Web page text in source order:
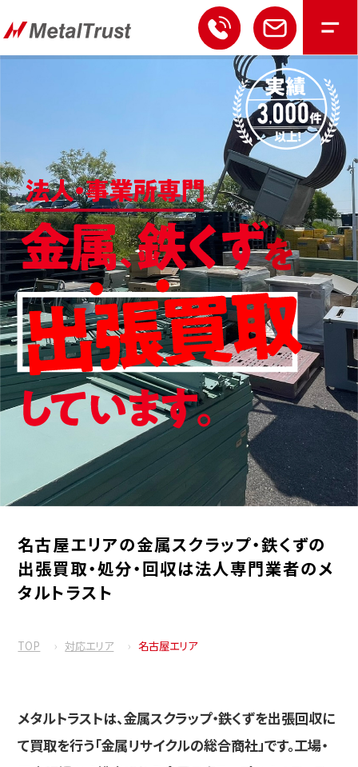
名古屋エリアの金属スクラップ・鉄くずの
出張買取・処分・回収は法人専門業者のメ
タルトラスト
TOP 対応エリア 名古屋エリア
メタルトラストは、金属スクラップ・鉄くずを出張回収に
て買取を行う「金属リサイクルの総合商社」です。工場・